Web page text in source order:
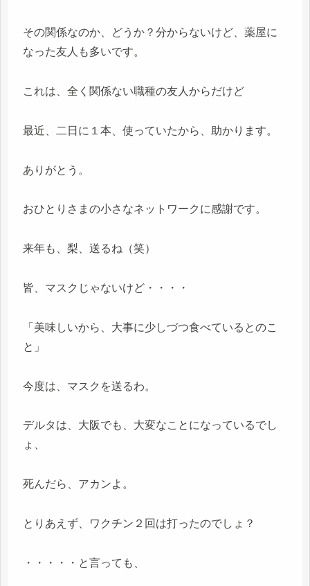
その関係なのか、どうか？分からないけど、薬屋に
なった友人も多いです。
これは、全く関係ない職種の友人からだけど
最近、二日に１本、使っていたから、助かります。
ありがとう。
おひとりさまの小さなネットワークに感謝です。
来年も、梨、送るね（笑）
皆、マスクじゃないけど・・・・
「美味しいから、大事に少しづつ食べているとのこ
と」
今度は、マスクを送るわ。
デルタは、大阪でも、大変なことになっているでし
ょ、
死んだら、アカンよ。
とりあえず、ワクチン２回は打ったのでしょ？
・・・・・と言っても、